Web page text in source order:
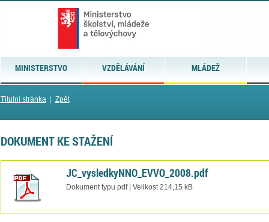
MINISTERSTVO VZDĚLÁVÁNÍ MLÁDEŽ
Titulní stránka| Zpět
DOKUMENT KE STAŽENÍ
JC_vysledkyNNO_EVVO_2008.pdf
Dokument typu pdf | Velikost 214,15 kB